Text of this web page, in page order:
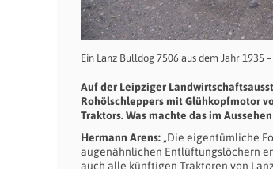
Ein Lanz Bulldog 7506 aus dem Jahr 1935
Auf der Leipziger
Rohölschleppers mit Glühkopfmotor
Traktors. Was machte das im
Hermann Arens: „Die eigentümliche
augenähnlichen Entlüftungslöchern
auch alle künftigen Traktoren von